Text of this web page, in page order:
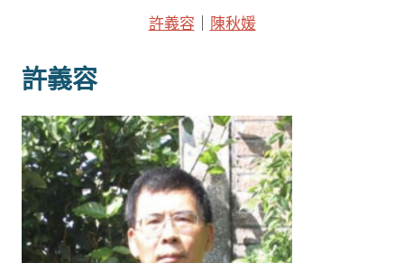
發
展
館
NYCU
Museum
許義容 陳秋媛
許義容